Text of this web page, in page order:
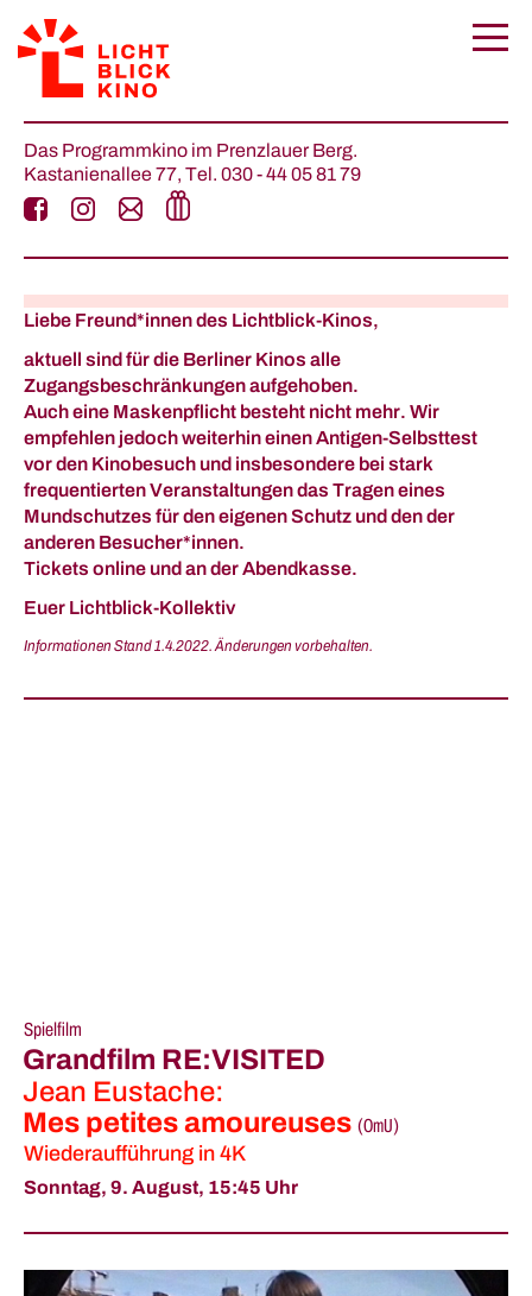
Das Programmkino im Prenzlauer Berg.
Kastanienallee 77, Tel. 030 - 44 05 81 79
Liebe Freund*innendes Lichtblick-Kinos,
aktuell sind für die Berliner Kinos alle
Zugangsbeschränkungen aufgehoben.
Auch eine Maskenpflicht besteht nicht mehr. Wir
empfehlen jedoch weiterhin einen Antigen-Selbsttest
vor den Kinobesuch und insbesondere bei stark
frequentierten Veranstaltungen das Tragen eines
Mundschutzes für den eigenen Schutz und den der
anderen Besucher*innen.
Tickets online und an der Abendkasse.
Euer Lichtblick-Kollektiv
Informationen Stand 1.4.2022. Änderungen vorbehalten.
Spielfilm
Grandfilm RE:VISITED
Jean Eustache:
Mes petites amoureuses (OmU)
Wiederaufführung in 4K
Sonntag, 9. August, 15:45 Uhr